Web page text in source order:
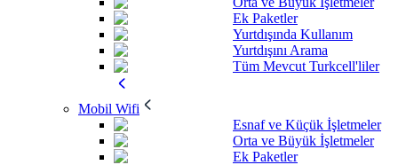
Ek Paketler
Yurtdışında Kullanım
Yurtdışını Arama
Tüm Mevcut Turkcell'liler
Mobil Wifi
Esnaf ve Küçük İşletmeler
Orta ve Büyük İşletmeler
Ek Paketler